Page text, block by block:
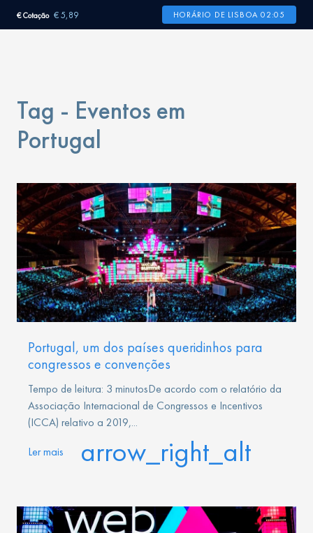
€ Cotação € 5,89 HORÁRIO DE LISBOA 02:05
Tag - Eventos em
Portugal
Portugal, um dos países queridinhos para
congressos e convenções
Tempo de leitura: 3 minutosDe acordo com o relatório da
Associação Internacional de Congressos e Incentivos
(ICCA) relativo a 2019,...
Ler mais arrow_right_alt